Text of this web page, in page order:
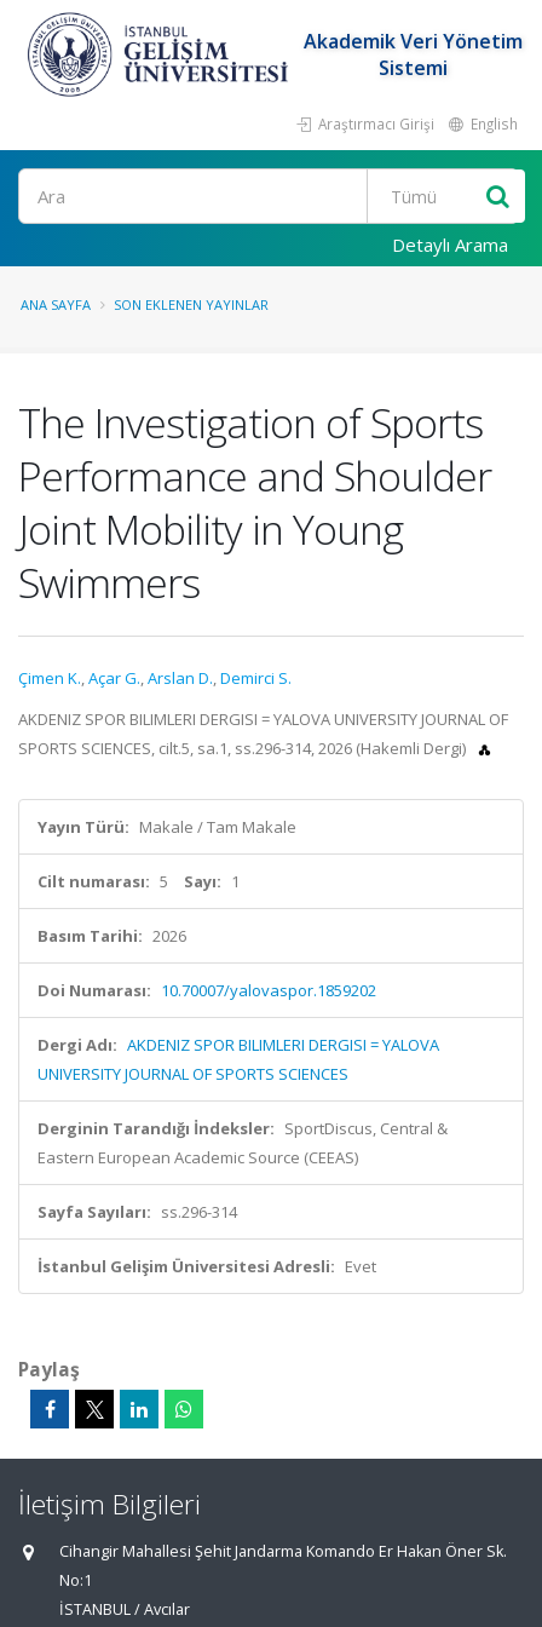
Akademik Veri Yönetim
Sistemi
Araştırmacı Girişi English
Ara
Detaylı Arama
ANA SAYFA SON EKLENEN YAYINLAR
The Investigation of Sports
Performance and Shoulder
Joint Mobility in Young
Swimmers
Çimen K.,Açar G.,Arslan D.,Demirci S.
AKDENIZ SPOR BILIMLERI DERGISI = YALOVA UNIVERSITY JOURNAL OF
SPORTS SCIENCES, cilt.5, sa.1, ss.296-314, 2026 (Hakemli Dergi)
Yayın Türü: Makale / Tam Makale
Cilt numarası: 5 Sayı: 1
Basım Tarihi: 2026
Doi Numarası: 10.70007/yalovaspor.1859202
Dergi Adı: AKDENIZ SPOR BILIMLERI DERGISI = YALOVA
UNIVERSITY JOURNAL OF SPORTS SCIENCES
Derginin Tarandığı İndeksler: SportDiscus, Central &
Eastern European Academic Source (CEEAS)
Sayfa Sayıları: ss.296-314
İstanbul Gelişim Üniversitesi Adresli: Evet
Paylaş
İletişim Bilgileri
Cihangir Mahallesi Şehit Jandarma Komando Er Hakan Öner Sk.
No:1
İSTANBUL / Avcılar